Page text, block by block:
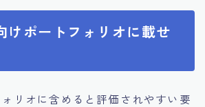
けポートフォリオに載せ
リオに含めると評価されやすい要